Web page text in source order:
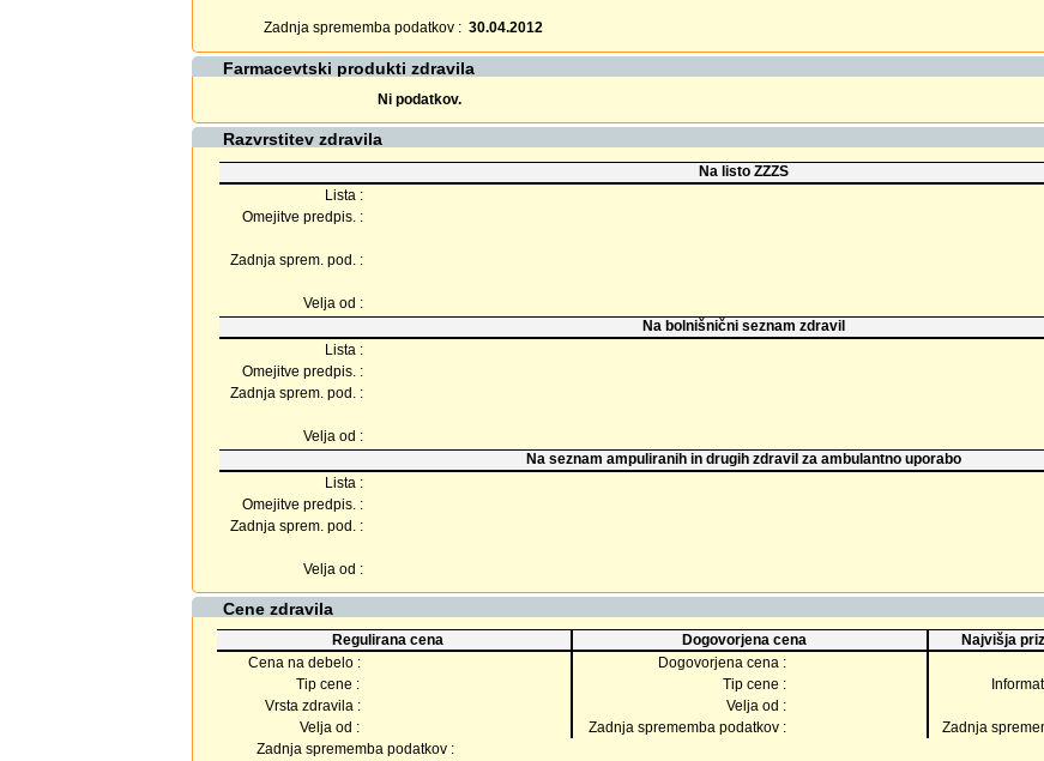
Zadnja sprememba podatkov : 30.04.2012
Farmacevtski produkti zdravila
Ni podatkov.
Razvrstitev zdravila
Na listo ZZZS
Lista :
Omejitve predpis. :
Zadnja sprem. pod. :
Velja od :
Na bolnišnični seznam zdravil
Lista :
Omejitve predpis. :
Zadnja sprem. pod. :
Velja od :
Na seznam ampuliranih in drugih zdravil za ambulantno uporabo
Lista :
Omejitve predpis. :
Zadnja sprem. pod. :
Velja od :
Cene zdravila
Regulirana cena Dogovorjena cena
Najvišja
Cena na debelo :
Dogovorjena cena :
Tip cene :
Tip cene :
Vrsta zdravila :
Velja od :
Velja od :
Zadnja sprememba podatkov :
Zadnja
Zadnja sprememba podatkov :